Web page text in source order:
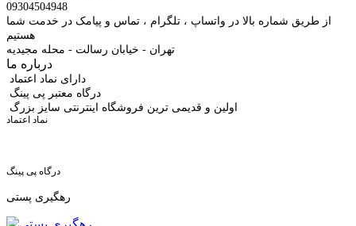
09304504948
از طریق شماره بالا در واتساپ ، تلگرام ، تماس و پیامک در خدمت شما
هستیم
تهران - خیابان رسالت - محله مجیدیه
درباره ما
دارای نماد اعتماد
درگاه معتبر پی پینگ
اولین و قدیمی ترین فروشگاه اینترنتی سایز بزرگ
نماد اعتماد
درگاه پی پینگ
رهگیری پستی